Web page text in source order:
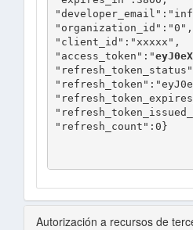
"client_id":"xxxxx",
"access_token":"
"refresh_count":0}
Autorización a recursos de